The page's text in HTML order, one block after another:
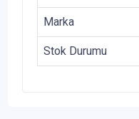
Marka
Stok Durumu